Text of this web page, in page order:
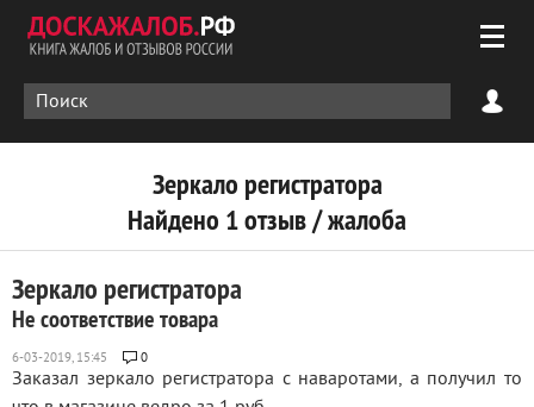
Зеркало регистратора
Найдено 1 отзыв / жалоба
Зеркало регистратора
Не соответствие товара
0
Заказал зеркало регистратора с наваротами, а получил то